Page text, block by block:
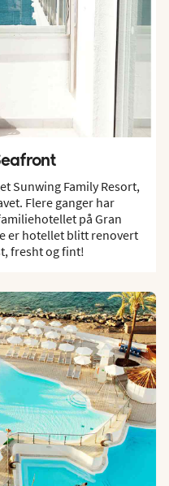
Sunwing Family Resort,
Flere ganger har
på Gran
er hotellet blitt renovert
fresht og fint!